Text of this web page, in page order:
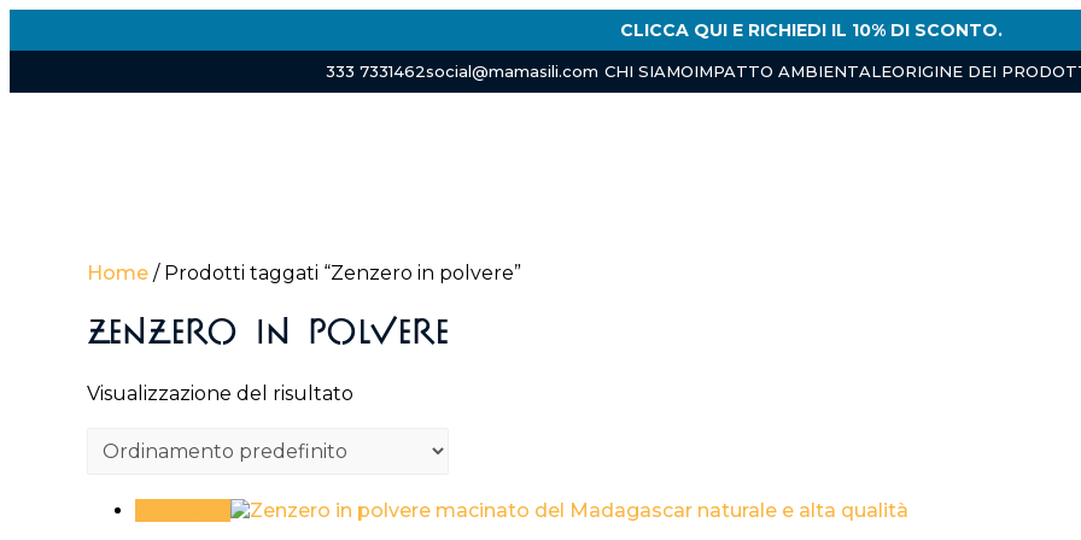
CLICCA QUI E RICHIEDI IL 10% DI SCONTO.
333 7331462social@mamasili.com CHI SIAMOIMPATTO AMBIENTALEORIGINE DEI
CHI SIAMOIMPATTO AMBIENTALEORIGINE DEI PRODOTTISPEZIEVANIGLIABLOG
Home / Prodotti taggati “Zenzero in polvere”
Zenzero in polvere
Visualizzazione del risultato